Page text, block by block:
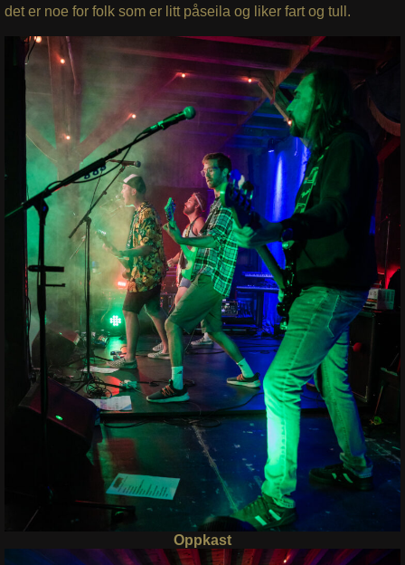
det er noe for folk som er litt påseila og liker fart og tull.
Oppkast